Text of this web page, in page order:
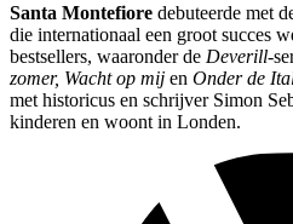
Santa Montefiore debuteerde met
die internationaal een groot succes
bestsellers, waaronder de Deverill-
zomer, Wacht op mij en Onder de
met historicus en schrijver Simon
kinderen en woont in Londen.